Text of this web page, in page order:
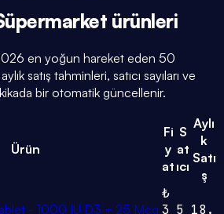
ürünleri
en yoğun hareket eden 50
satış tahminleri, satıcı sayıları ve
bir otomatik güncellenir.
Ürün
Fi
y
at
S
at
ıcı
Aylı
k
Satı
ş
- 1000 IU D3 + 25 Mcg
₺
3 5 18.